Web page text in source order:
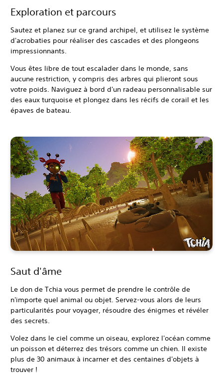
Exploration et parcours
Sautez et planez sur ce grand archipel, et utilisez le système
d'acrobaties pour réaliser des cascades et des plongeons
impressionnants.
Vous êtes libre de tout escalader dans le monde, sans
aucune restriction, y compris des arbres qui plieront sous
votre poids. Naviguez à bord d'un radeau personnalisable sur
des eaux turquoise et plongez dans les récifs de corail et les
épaves de bateau.
Saut d'âme
Le don de Tchia vous permet de prendre le contrôle de
n'importe quel animal ou objet. Servez-vous alors de leurs
particularités pour voyager, résoudre des énigmes et révéler
des secrets.
Volez dans le ciel comme un oiseau, explorez l'océan comme
un poisson et déterrez des trésors comme un chien. Il existe
plus de 30 animaux à incarner et des centaines d'objets à
trouver !